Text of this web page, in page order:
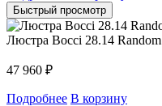
Быстрый просмотр
Люстра Bocci 28.14 Random
47 960 ₽
Подробнее В корзину